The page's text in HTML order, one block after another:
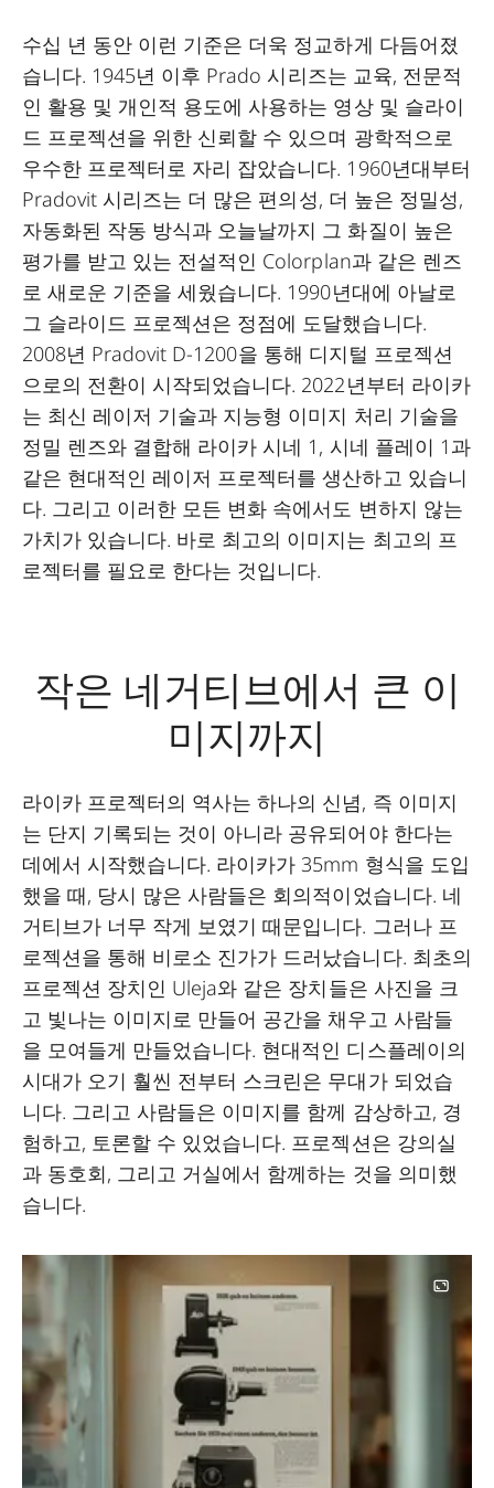
수십 년 동안 이런 기준은 더욱 정교하게 다듬어졌
습니다. 1945년 이후 Prado 시리즈는 교육, 전문적
인 활용 및 개인적 용도에 사용하는 영상 및 슬라이
드 프로젝션을 위한 신뢰할 수 있으며 광학적으로
우수한 프로젝터로 자리 잡았습니다. 1960년대부터
Pradovit 시리즈는 더 많은 편의성, 더 높은 정밀성,
자동화된 작동 방식과 오늘날까지 그 화질이 높은
평가를 받고 있는 전설적인 Colorplan과 같은 렌즈
로 새로운 기준을 세웠습니다. 1990년대에 아날로
그 슬라이드 프로젝션은 정점에 도달했습니다.
2008년 Pradovit D-1200을 통해 디지털 프로젝션
으로의 전환이 시작되었습니다. 2022년부터 라이카
는 최신 레이저 기술과 지능형 이미지 처리 기술을
정밀 렌즈와 결합해 라이카 시네 1, 시네 플레이 1과
같은 현대적인 레이저 프로젝터를 생산하고 있습니
다. 그리고 이러한 모든 변화 속에서도 변하지 않는
가치가 있습니다. 바로 최고의 이미지는 최고의 프
로젝터를 필요로 한다는 것입니다.
작은 네거티브에서 큰 이
미지까지
라이카 프로젝터의 역사는 하나의 신념, 즉 이미지
는 단지 기록되는 것이 아니라 공유되어야 한다는
데에서 시작했습니다. 라이카가 35mm 형식을 도입
했을 때, 당시 많은 사람들은 회의적이었습니다. 네
거티브가 너무 작게 보였기 때문입니다. 그러나 프
로젝션을 통해 비로소 진가가 드러났습니다. 최초의
프로젝션 장치인 Uleja와 같은 장치들은 사진을 크
고 빛나는 이미지로 만들어 공간을 채우고 사람들
을 모여들게 만들었습니다. 현대적인 디스플레이의
시대가 오기 훨씬 전부터 스크린은 무대가 되었습
니다. 그리고 사람들은 이미지를 함께 감상하고, 경
험하고, 토론할 수 있었습니다. 프로젝션은 강의실
과 동호회, 그리고 거실에서 함께하는 것을 의미했
습니다.